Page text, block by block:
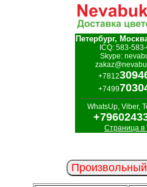
Петербург,
ICQ: 583-
Skype:
+7812
+7499
WhatsUp, Viber,
Страница в
Произвольный